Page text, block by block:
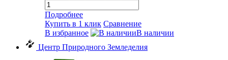
Подробнее
Купить в 1 клик Сравнение
В избранное
В наличии
Центр Природного Земледелия